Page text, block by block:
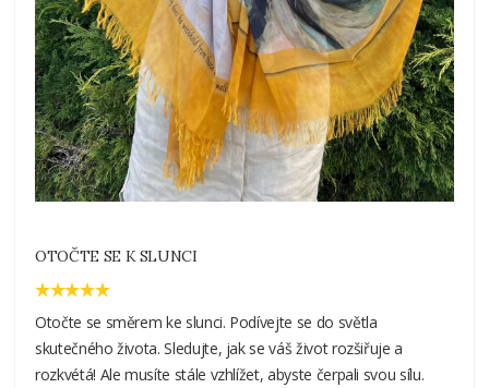
OTOČTE SE K SLUNCI
Otočte se směrem ke slunci. Podívejte se do světla
skutečného života. Sledujte, jak se váš život rozšiřuje a
rozkvétá! Ale musíte stále vzhlížet, abyste čerpali svou sílu.